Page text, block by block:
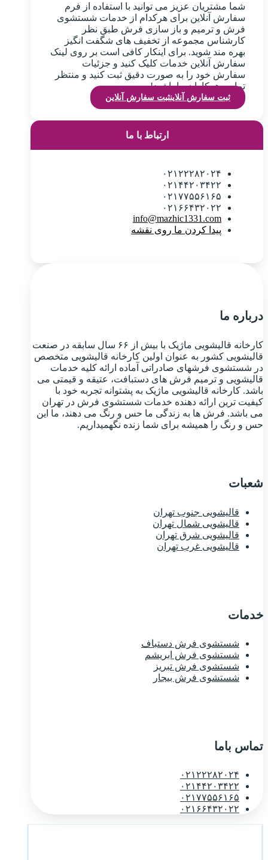
شما مشتریان عزیز می توانید با استفاده از فرم
سفارش آنلاین برای هرکدام از خدمات شستشوی
فرش و ترمیم و باز سازی فرش طبق نظر
کارشناس مجموعه از تخفیف های شگفت انگیز
بهره مند شوید. برای اینکار کافی است بر روی لینک
سفارش آنلاین خدمات کلیک کنید و جزئیات
سفارش خود را به صورت دقیق ثبت کنید و منتظر
تماس همکاران ما باشید!
ثبت سفارش آنلاینثبت سفارش آنلاین
ارتباط با ما
۰۲۱۲۲۲۸۲۰۲۴
۰۲۱۴۴۲۰۳۴۲۲
۰۲۱۷۷۵۵۶۱۶۵
۰۲۱۶۶۴۳۲۰۲۲
info@mazhic1331.com
پیدا کردن ما روی نقشه
درباره ما
کارخانه قالیشویی ماژیک با بیش از ۶۶ سال سابقه در صنعت
قالیشویی کشور به عنوان اولین کارخانه قالیشویی متخصص
در شستشوی فرشهای صادراتی آماده ارائه کلیه خدمات
قالیشویی و ترمیم فرش های دستبافت، عتیقه و قیمتی می
باشد. کارخانه قالیشویی ماژیک به پشتوانه تجربه خود با
کیفیت ترین ارائه دهنده خدمات شستشوی فرش در تهران
می باشد. فرش ها به زندگی ما حس و رنگ می دهند، ما این
حس و رنگ را همیشه برای شما زنده نگهمیداریم.
شعبات
قالیشویی جنوب تهران
قالیشویی شمال تهران
قالیشویی شرق تهران
قالیشویی غرب تهران
خدمات
شستشوی فرش دستباف
شستشوی فرش ابریشم
شستشوی فرش تبریز
شستشوی فرش بیجار
تماس باما
۰۲۱۲۲۲۸۲۰۲۴
۰۲۱۴۴۲۰۳۴۲۲
۰۲۱۷۷۵۵۶۱۶۵
۰۲۱۶۶۴۳۲۰۲۲